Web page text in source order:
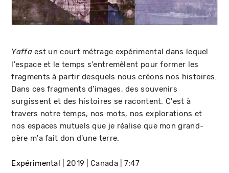
Yaffaest un court métrage expérimental dans lequel
l'espace et le temps s'entremêlent pour former les
fragments à partir desquels nous créons nos histoires.
Dans ces fragments d'images, des souvenirs
surgissent et des histoires se racontent. C'est à
travers notre temps, nos mots, nos explorations et
nos espaces mutuels que je réalise que mon grand-
père m'a fait don d'une terre.
Expérimental 2019 Canada 7:47